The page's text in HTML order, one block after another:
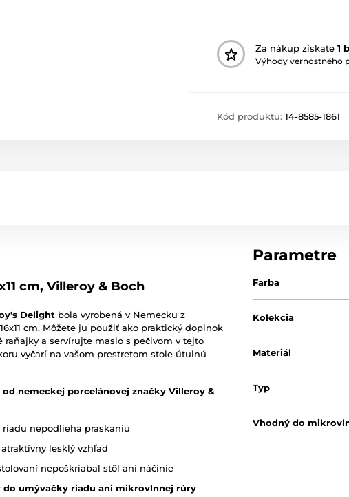
Za nákup získate 1
Výhody vernostného
Kód produktu: 14-8585-1861
cm, Villeroy & Boch
Delight bola vyrobená v Nemecku z
cm. Môžete ju použiť ako praktický doplnok
a servírujte maslo s pečivom v tejto
vyčarí na vašom prestretom stole útulnú
nemeckej porcelánovej značky Villeroy &
nepodlieha praskaniu
lesklý vzhľad
nepoškriabal stôl ani náčinie
do umývačky riadu ani mikrovlnnej rúry
Parametre
Farba
Kolekcia
Materiál
Typ
Vhodný do